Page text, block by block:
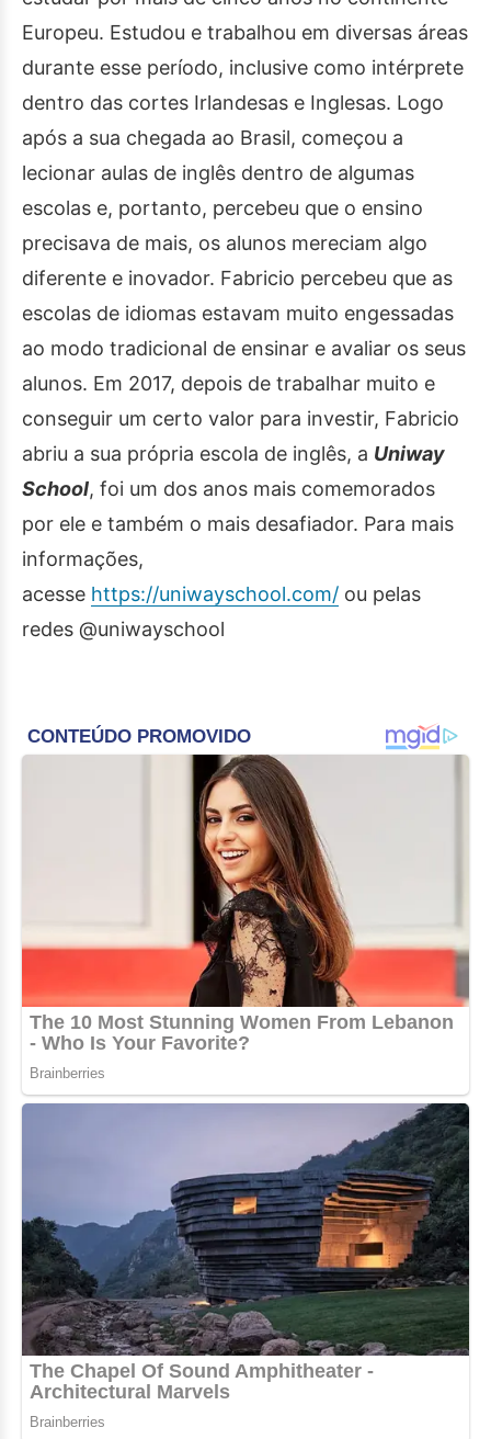
Europeu. Estudou e trabalhou em diversas áreas
durante esse período, inclusive como intérprete
dentro das cortes Irlandesas e Inglesas. Logo
após a sua chegada ao Brasil, começou a
lecionar aulas de inglês dentro de algumas
escolas e, portanto, percebeu que o ensino
precisava de mais, os alunos mereciam algo
diferente e inovador. Fabricio percebeu que as
escolas de idiomas estavam muito engessadas
ao modo tradicional de ensinar e avaliar os seus
alunos. Em 2017, depois de trabalhar muito e
conseguir um certo valor para investir, Fabricio
abriu a sua própria escola de inglês, a Uniway
School, foi um dos anos mais comemorados
por ele e também o mais desafiador. Para mais
informações,
acesse https://uniwayschool.com/ ou pelas
redes @uniwayschool